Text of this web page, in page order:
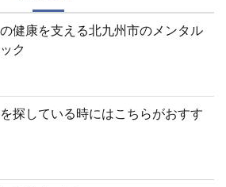
健康を支える北九州市のメンタル
ク
探している時にはこちらがおすす